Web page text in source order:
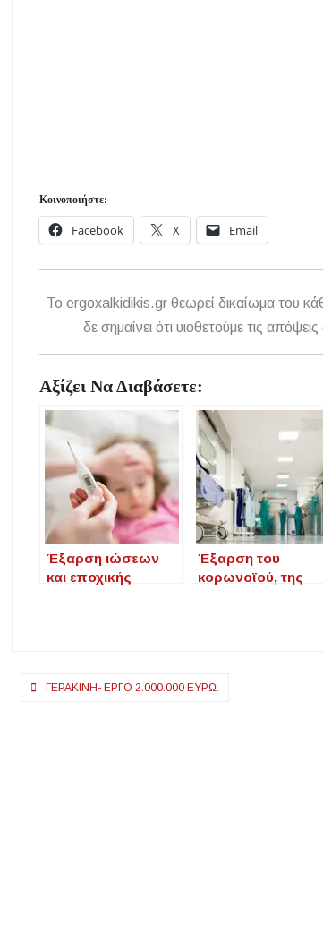
Κοινοποιήστε:
Facebook X Email
To ergoxalkidikis.gr θεωρεί δικαίωμα του
δε σημαίνει ότι υιοθετούμε τις
Αξίζει Να Διαβάσετε:
Έξαρση ιώσεων
και εποχικής
Έξαρση του
κορωνοϊού, της
Πλοήγηση
ΓΕΡΑΚΙΝΗ- ΈΡΓΟ 2.000.000 ΕΥΡΏ.